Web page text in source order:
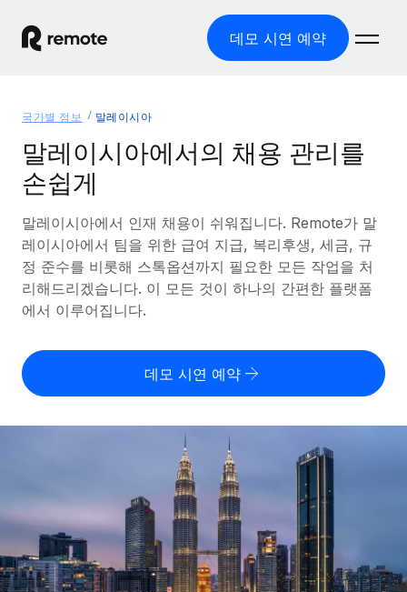
데모 시연 예약
글로벌 고용
글로벌 급여
규정을 준수하며 급여 지급을 손쉽게 처리
기록상 고용주(EOR)
법인 설립 비용 없이 전 세계로 사업을 확장
복잡한 고용 업무를 아웃소싱
인프라
Remote 통합
HR을 워크플로에 매끄럽게 통합
솔루션
글로벌 서비스 제공
국가별 정보
국가별 글로벌 채용 지원 알아보기
미국 주별 정보
Remote와 다른 솔루션 비교
다른 업체들과 비교해보기
성장하는 기업을 위한 민첩한 글로벌 HR 및 급여 솔루션
중견기업
맞춤형 HR 솔루션으로 팀 확장
리소스
도구 및 계산기
오분류 리스크 평가 도구
국가별 총 인건비 계산
글로벌 계약직을 위한 통화 옵션과 지급 소요 시간 확인
REMOTE와 함께 배우기
리서치 및 가이드
사례 연구
요금
한국어
English
Deutsch
Español
로그인
국가별 정보 말레이시아
말레이시아에서의 채용 관리를
손쉽게
말레이시아에서 인재 채용이 쉬워집니다. Remote가 말
레이시아에서 팀을 위한 급여 지급, 복리후생, 세금, 규
정 준수를 비롯해 스톡옵션까지 필요한 모든 작업을 처
리해드리겠습니다. 이 모든 것이 하나의 간편한 플랫폼
에서 이루어집니다.
데모 시연 예약